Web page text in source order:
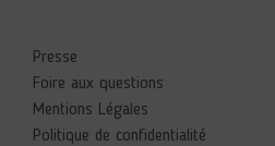
Presse
Foire aux questions
Mentions Légales
Politique de confidentialité